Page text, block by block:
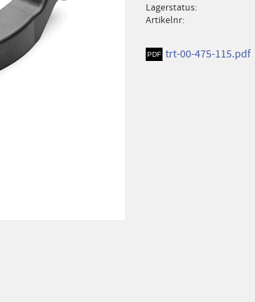
Lagerstatus
Artikelnr
trt-00-475-115.pdf